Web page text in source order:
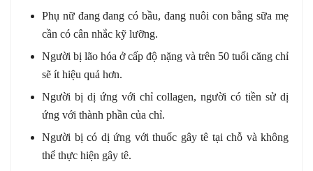
Phụ nữ đang đang có bầu, đang nuôi con bằng sữa mẹ
cần có cân nhắc kỹ lưỡng.
Người bị lão hóa ở cấp độ nặng và trên 50 tuổi căng chỉ
sẽ ít hiệu quả hơn.
Người bị dị ứng với chỉ collagen, người có tiền sử dị
ứng với thành phần của chỉ.
Người bị có dị ứng với thuốc gây tê tại chỗ và không
thể thực hiện gây tê.